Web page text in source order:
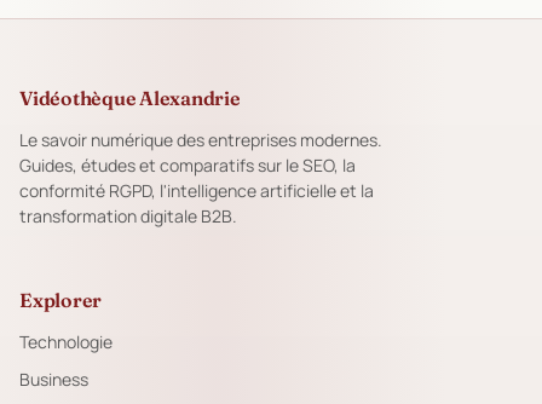
Vidéothèque Alexandrie
Le savoir numérique des entreprises modernes.
Guides, études et comparatifs sur le SEO, la
conformité RGPD, l'intelligence artificielle et la
transformation digitale B2B.
Explorer
Technologie
Business